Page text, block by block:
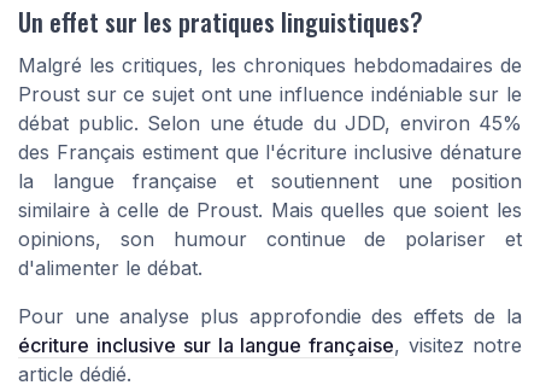
Un effet sur les pratiques linguistiques?
Malgré les critiques, les chroniques hebdomadaires de
Proust sur ce sujet ont une influence indéniable sur le
débat public. Selon une étude du JDD, environ 45%
des Français estiment que l'écriture inclusive dénature
la langue française et soutiennent une position
similaire à celle de Proust. Mais quelles que soient les
opinions, son humour continue de polariser et
d'alimenter le débat.
Pour une analyse plus approfondie des effets de la
écriture inclusive sur la langue française, visitez notre
article dédié.